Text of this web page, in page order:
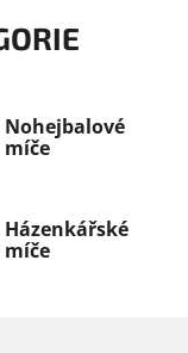
Nohejbalové
míče
Házenkářské
míče